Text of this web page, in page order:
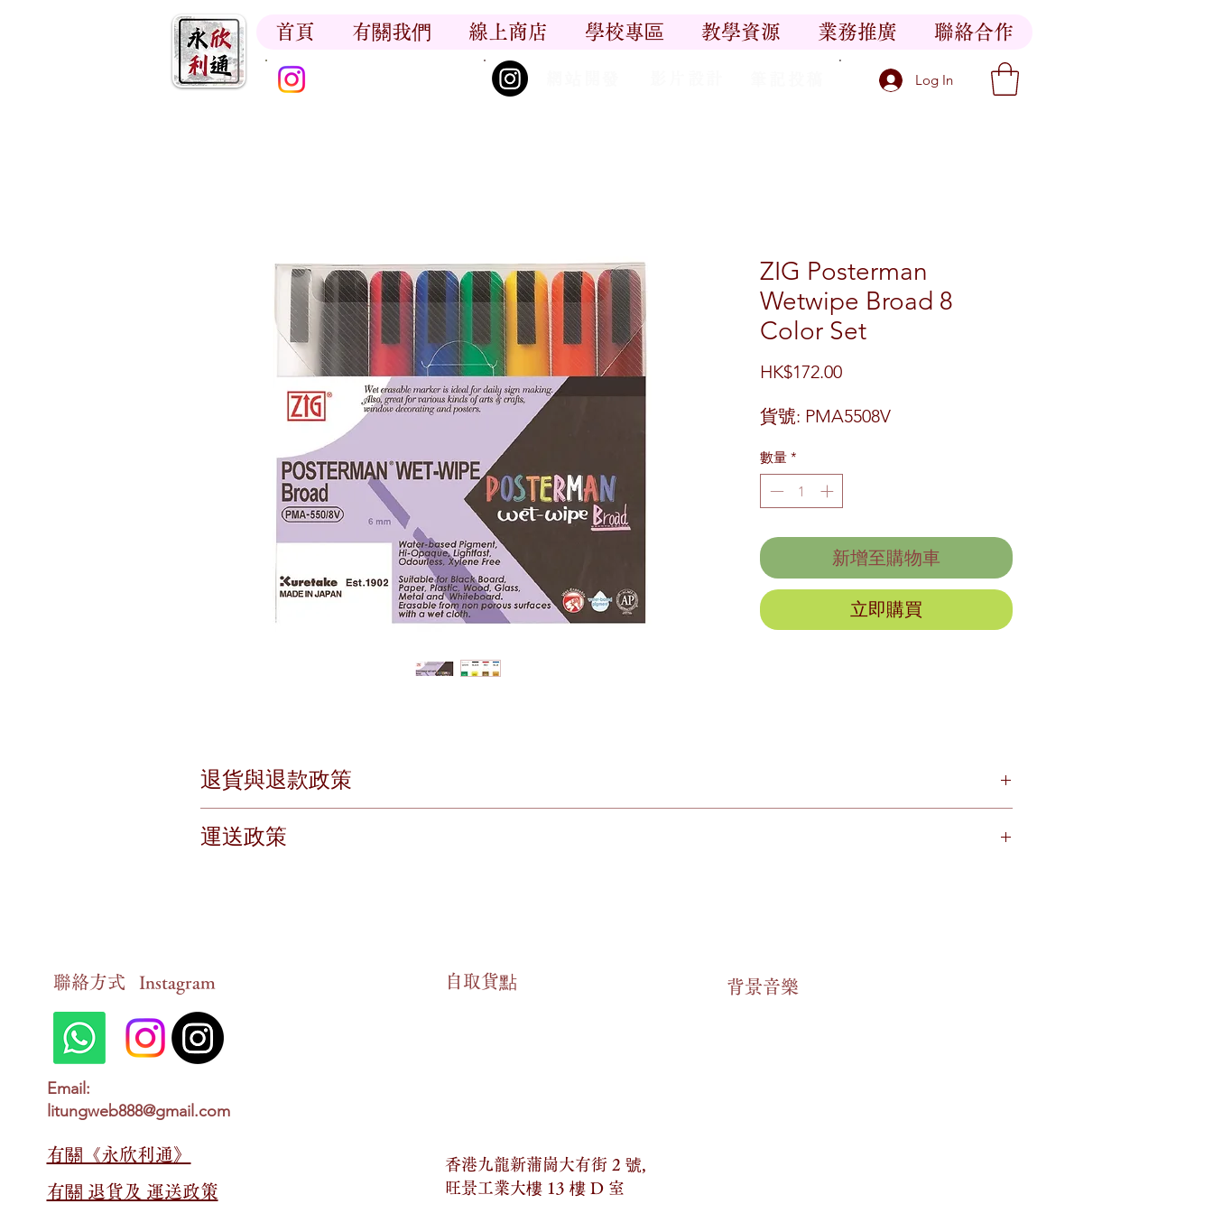
首頁 有關我們 線上商店 學校專區 教學資源 業務推廣 聯絡合作
Log In
ZIG Posterman
Wetwipe Broad 8
Color Set
HK$172.00價格
貨號: PMA5508V
數量 *
新增至購物車
立即購買
退貨與退款政策
退貨條件
對於有損毀狀況的貨品，或因意外情況未能送達相應貨品，您可以申請退貨或退款。
情況確認
一旦我們確認您的情況，您可以選擇以下兩種方式領取相應貨品：
親自到以下地址領取：
香港九龍新蒲崗大有街
以郵寄的方式領取。
永欣利通保留對所有退貨與退款申請的最終決定和解釋權。
運送政策
顧客可以隨時以
WhatsApp形式跟進最新的送貨狀態。
免運費優惠
在香港地區，若顧客於網店內購買金額「超過」
送貨費用
另外，顧客也可以選擇親臨以下地址領取產品：
香港九龍新蒲崗大有街
2 號，旺景工業大樓 13 樓 D 室。
​聯絡方式 Instagram
Email:
litungweb888@gmail.com
有關​​《永欣利通》
有關​​ 退貨及 運送政策
自​取貨點
香港九龍新蒲崗大有街 2 號,
旺景工業大樓 13 樓 D 室
​背景音樂